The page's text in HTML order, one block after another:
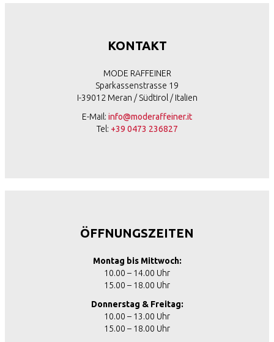
KONTAKT
MODE RAFFEINER
Sparkassenstrasse 19
I-39012 Meran / Südtirol / Italien
E-Mail: info@moderaffeiner.it
Tel: +39 0473 236827
ÖFFNUNGSZEITEN
Montag bis Mittwoch:
10.00 – 14.00 Uhr
15.00 – 18.00 Uhr
Donnerstag & Freitag:
10.00 – 13.00 Uhr
15.00 – 18.00 Uhr